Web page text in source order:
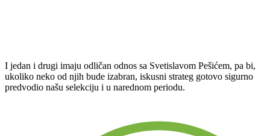
I jedan i drugi imaju odličan odnos sa Svetislavom Pešićem, pa bi,
ukoliko neko od njih bude izabran, iskusni strateg gotovo sigurno
predvodio našu selekciju i u narednom periodu.